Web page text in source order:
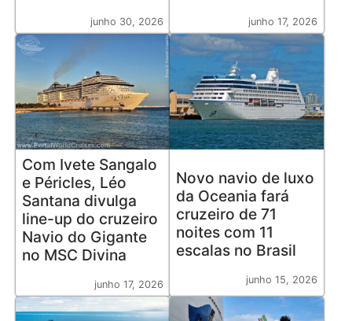
junho 30, 2026 junho 17, 2026
Com Ivete Sangalo
e Péricles, Léo
Santana divulga
line-up do cruzeiro
Navio do Gigante
no MSC Divina
junho 17, 2026
Novo navio de luxo
da Oceania fará
cruzeiro de 71
noites com 11
escalas no Brasil
junho 15, 2026